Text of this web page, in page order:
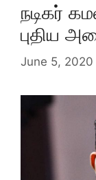
நடிகர்
புதிய
June 5, 2020